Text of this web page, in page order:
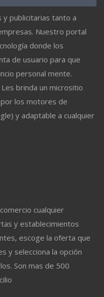
y publicitarias tanto a
Nuestro portal
donde los
de usuario para que
personal mente.
brinda un micrositio
los motores de
y adaptable a cualquier
cualquier
y establecimientos
escoge la oferta que
y selecciona la opción
Son mas de 500